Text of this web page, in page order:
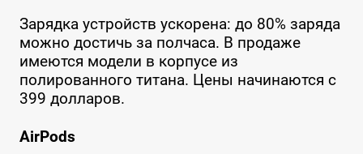
Зарядка устройств ускорена: до 80% заряда
можно достичь за полчаса. В продаже
имеются модели в корпусе из
полированного титана. Цены начинаются с
399 долларов.
AirPods